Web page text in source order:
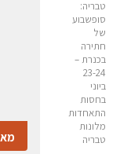
טבריה:
סופשבוע
של
חתירה
בכנרת –
23-24
ביוני
בחסות
התאחדות
מלונות
טבריה